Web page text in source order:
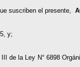
suscriben el presente,
y;
de la Ley N° 6898